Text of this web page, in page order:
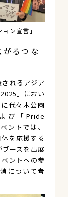
ン宣言」
るつな
れるアジア
」におい
代々木公園
び「Pride
ントでは、
を応援する
ースを出展
ントへの参
について考